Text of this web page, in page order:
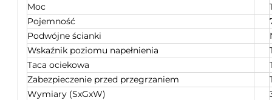
Moc
Pojemność
Podwójne ścianki
Wskaźnik poziomu napełnienia
Taca ociekowa
Zabezpieczenie przed przegrzaniem
Wymiary (SxGxW)